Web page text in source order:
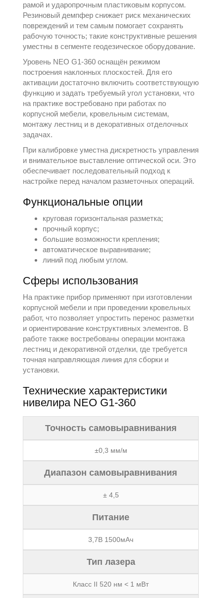
рамой и ударопрочным пластиковым корпусом.
Резиновый демпфер снижает риск механических
повреждений и тем самым помогает сохранять
рабочую точность; такие конструктивные решения
уместны в сегменте геодезическое оборудование.
Уровень NEO G1-360 оснащён режимом
построения наклонных плоскостей. Для его
активации достаточно включить соответствующую
функцию и задать требуемый угол установки, что
на практике востребовано при работах по
корпусной мебели, кровельным системам,
монтажу лестниц и в декоративных отделочных
задачах.
При калибровке уместна дискретность управления
и внимательное выставление оптической оси. Это
обеспечивает последовательный подход к
настройке перед началом разметочных операций.
Функциональные опции
круговая горизонтальная разметка;
прочный корпус;
большие возможности крепления;
автоматическое выравнивание;
линий под любым углом.
Сферы использования
На практике прибор применяют при изготовлении
корпусной мебели и при проведении кровельных
работ, что позволяет упростить перенос разметки
и ориентирование конструктивных элементов. В
работе также востребованы операции монтажа
лестниц и декоративной отделки, где требуется
точная направляющая линия для сборки и
установки.
Технические характеристики
нивелира NEO G1-360
Точность самовыравнивания
±0,3 мм/м
Диапазон самовыравнивания
± 4,5
Питание
3,7В 1500мАч
Тип лазера
Класс II 520 нм < 1 мВт